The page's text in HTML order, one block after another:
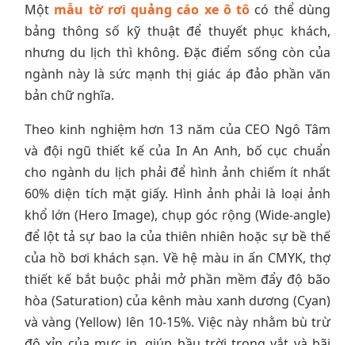
Một mẫu tờ rơi quảng cáo xe ô tô có thể dùng
bảng thông số kỹ thuật để thuyết phục khách,
nhưng du lịch thì không. Đặc điểm sống còn của
ngành này là sức mạnh thị giác áp đảo phần văn
bản chữ nghĩa.
Theo kinh nghiệm hơn 13 năm của CEO Ngô Tâm
và đội ngũ thiết kế của In An Anh, bố cục chuẩn
cho ngành du lịch phải để hình ảnh chiếm ít nhất
60% diện tích mặt giấy. Hình ảnh phải là loại ảnh
khổ lớn (Hero Image), chụp góc rộng (Wide-angle)
để lột tả sự bao la của thiên nhiên hoặc sự bề thế
của hồ bơi khách sạn. Về hệ màu in ấn CMYK, thợ
thiết kế bắt buộc phải mở phần mềm đẩy độ bão
hòa (Saturation) của kênh màu xanh dương (Cyan)
và vàng (Yellow) lên 10-15%. Việc này nhằm bù trừ